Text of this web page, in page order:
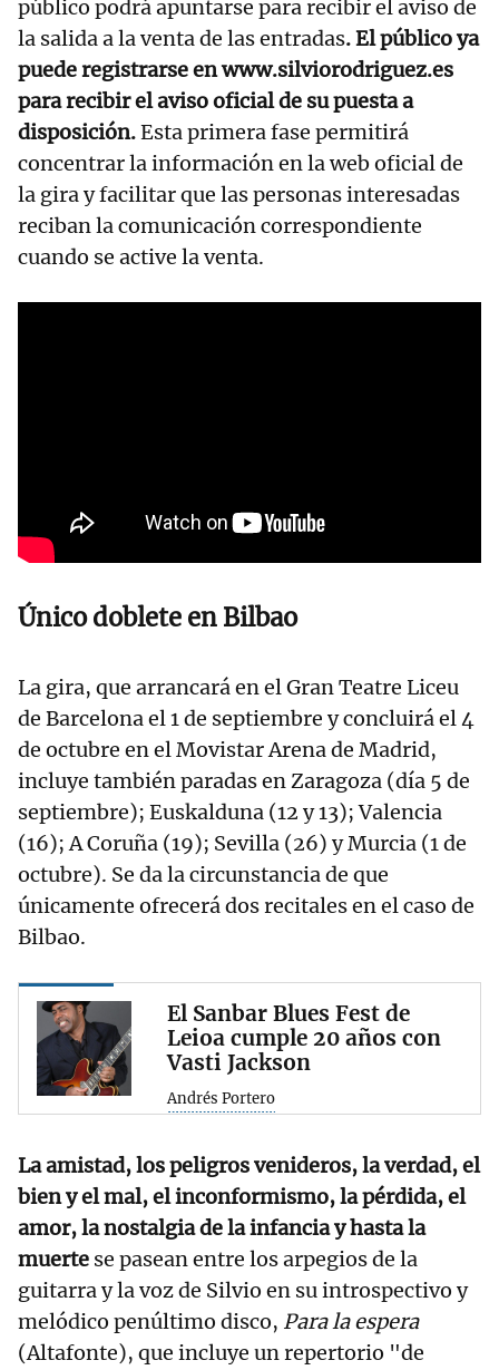
público podrá apuntarse para recibir el aviso de
la salida a la venta de las entradas. El público ya
puede registrarse enwww.silviorodriguez.es
para recibir el aviso oficial de su puesta a
disposición.Esta primera fase permitirá
concentrar la información en la web oficial de
la gira y facilitar que las personas interesadas
reciban la comunicación correspondiente
cuando se active la venta.
Único doblete en Bilbao
La gira, que arrancará en el Gran Teatre Liceu
de Barcelona el 1 de septiembre y concluirá el 4
de octubre en el Movistar Arena de Madrid,
incluye también paradas en Zaragoza (día 5 de
septiembre); Euskalduna (12 y 13); Valencia
(16); A Coruña (19); Sevilla (26) y Murcia (1 de
octubre). Se da la circunstancia de que
únicamente ofrecerá dos recitales en el caso de
Bilbao.
El Sanbar Blues Fest de
Leioa cumple 20 años con
Vasti Jackson
Andrés Portero
La amistad, los peligros venideros, la verdad, el
bien y el mal, el inconformismo, la pérdida, el
amor, la nostalgia de la infancia y hasta la
muerte se pasean entre los arpegios de la
guitarra y la voz de Silvio en su introspectivo y
melódico penúltimo disco, Para la espera
(Altafonte), que incluye un repertorio "de